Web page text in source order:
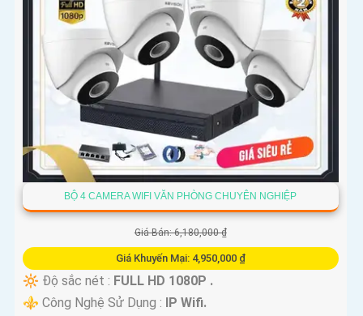
BỘ 4 CAMERA WIFI VĂN PHÒNG CHUYÊN NGHIỆP
Giá Bán: 6,180,000 ₫
Giá Khuyến Mại: 4,950,000 ₫
🔆 Độ sắc nét : FULL HD 1080P .
⚜️ Công Nghệ Sử Dụng :
IP Wifi.